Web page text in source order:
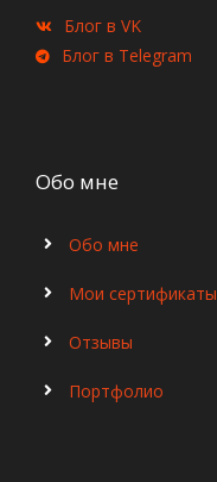
Блог в VK
Блог в Telegram
Обо мне
Обо мне
Мои сертификаты
Отзывы
Портфолио